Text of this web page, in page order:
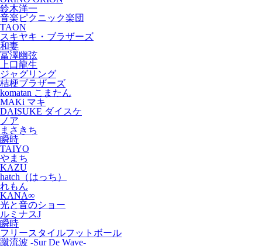
鈴木洋一
音楽ピクニック楽団
TAON
スキヤキ・ブラザーズ
和妻
冨澤幽弦
上口龍生
ジャグリング
桔梗ブラザーズ
komatan こまたん
MAKi マキ
DAISUKE ダイスケ
ノア
まさきち
瞬時
TAIYO
やまち
KAZU
hatch（はっち）
れもん
KANA∞
光と音のショー
ルミナスJ
瞬時
フリースタイルフットボール
蹴流波 -Sur De Wave-